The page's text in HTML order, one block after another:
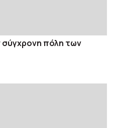
σύγχρονη πόλη των